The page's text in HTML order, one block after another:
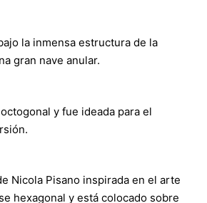
la inmensa estructura de la
gran nave anular.
y fue ideada para el
Nicola Pisano inspirada en el arte
hexagonal y está colocado sobre